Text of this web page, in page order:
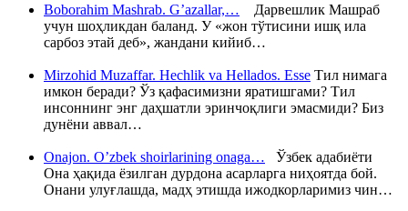
Boborahim Mashrab. G’azallar,… Дарвешлик Машраб
учун шоҳликдан баланд. У «жон тўтисини ишқ ила
сарбоз этай деб», жандани кийиб…
Mirzohid Muzaffar. Hechlik va Hellados. Esse Тил нимага
имкон беради? Ўз қафасимизни яратишгами? Тил
инсоннинг энг даҳшатли эринчоқлиги эмасмиди? Биз
дунёни аввал…
Onajon. O’zbek shoirlarining onaga… Ўзбек адабиёти
Она ҳақида ёзилган дурдона асарларга ниҳоятда бой.
Онани улуғлашда, мадҳ этишда ижодкорларимиз чин…